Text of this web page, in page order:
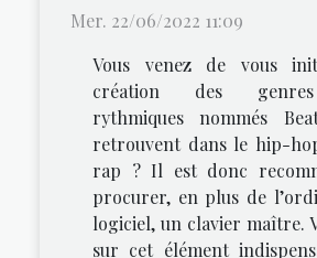
Mer. 22/06/2022 11:09
Vous venez de vous
création des
rythmiques nommés
retrouvent dans le hip-
rap ? Il est donc
procurer, en plus de
logiciel, un clavier maître.
sur cet élément